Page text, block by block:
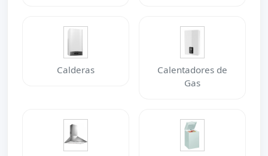
Calderas
Calentadores de
Gas